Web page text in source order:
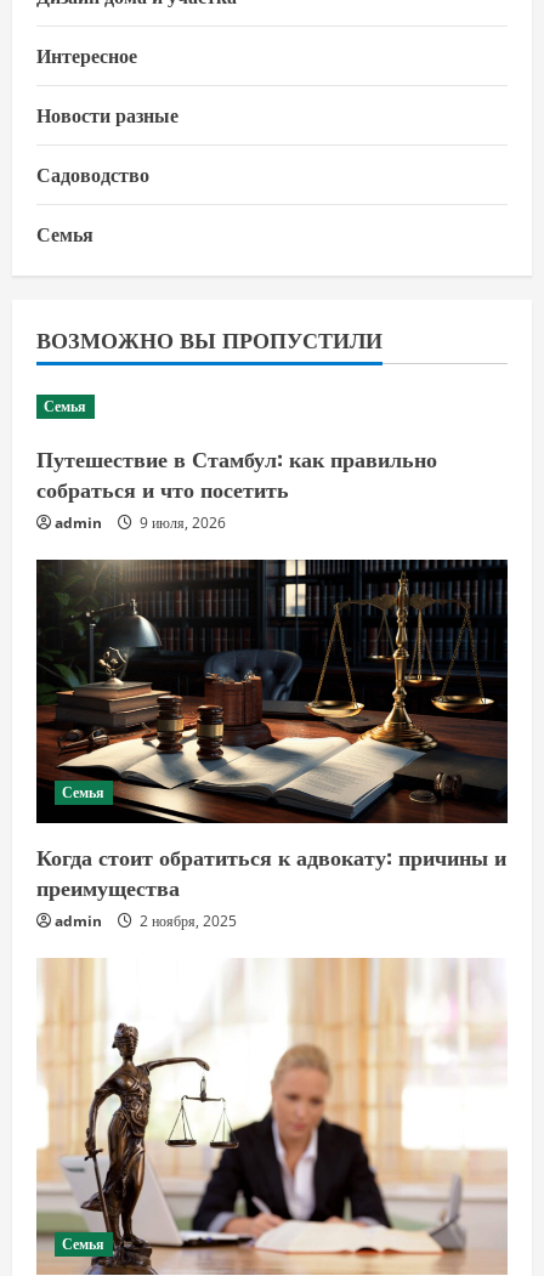
Интересное
Новости разные
Садоводство
Семья
ВОЗМОЖНО ВЫ ПРОПУСТИЛИ
Семья
Путешествие в Стамбул: как правильно
собраться и что посетить
admin 9 июля, 2026
Семья
Когда стоит обратиться к адвокату: причины и
преимущества
admin 2 ноября, 2025
Семья